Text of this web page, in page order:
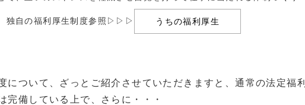
独自の福利厚生制度参照▷▷▷ うちの福利厚生
について、ざっとご紹介させていただきますと、通常の法定福利
完備している上で、さらに・・・